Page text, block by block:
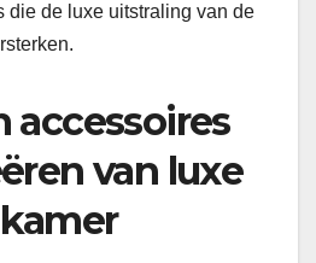
die de luxe uitstraling van de
accessoires
van luxe